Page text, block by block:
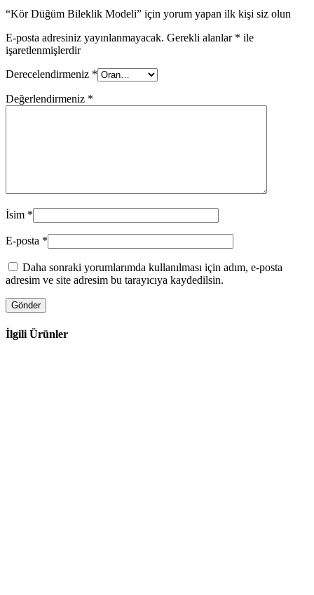
“Kör Düğüm Bileklik Modeli” için yorum yapan ilk kişi siz olun
E-posta adresiniz yayınlanmayacak. Gerekli alanlar * ile
işaretlenmişlerdir
Derecelendirmeniz *
Değerlendirmeniz *
İsim *
E-posta *
Daha sonraki yorumlarımda kullanılması için adım, e-posta
adresim ve site adresim bu tarayıcıya kaydedilsin.
İlgili Ürünler